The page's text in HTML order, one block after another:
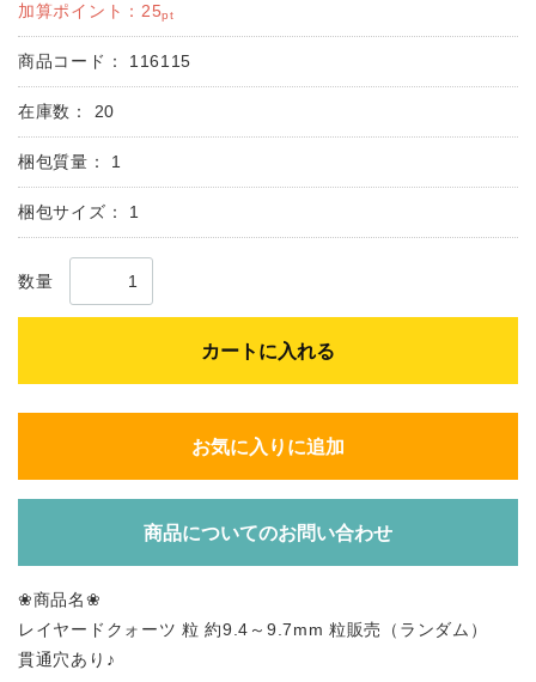
加算ポイント： 25pt
商品コード： 116115
在庫数： 20
梱包質量： 1
梱包サイズ： 1
数量
カートに入れる
お気に入りに追加
商品についてのお問い合わせ
❀商品名❀
レイヤードクォーツ 粒 約9.4～9.7mm 粒販売（ランダム）
貫通穴あり♪